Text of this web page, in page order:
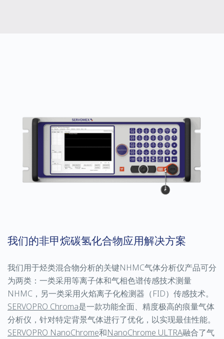
我们的非甲烷碳氢化合物应用解决方案
我们用于烃类混合物分析的关键NHMC气体分析仪产品可分
为两类：一类采用等离子体和气相色谱传感技术测量
NHMC，另一类采用火焰离子化检测器（FID）传感技术。
SERVOPRO Chroma是一款功能全面、精度极高的痕量气体
分析仪，针对特定背景气体进行了优化，以实现最佳性能。
SERVOPRO NanoChrome和NanoChrome ULTRA融合了气